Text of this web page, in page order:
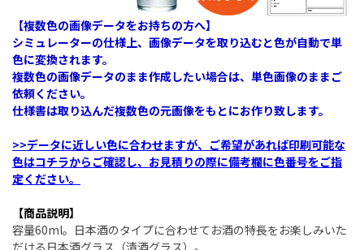
【複数色の画像データをお持ちの方へ】
シミュレーターの仕様上、画像データを取り込むと色が自動で単
色に変換されます。
複数色の画像データのまま作成したい場合は、単色画像のままご
依頼ください。
仕様書は取り込んだ複数色の元画像をもとにお作り致します。
>>データに近しい色に合わせますが、ご希望があれば印刷可能な
色はコチラからご確認し、お見積りの際に備考欄に色番号をご指
定ください。
【商品説明】
容量60ml。日本酒のタイプに合わせてお酒の特長をお楽しみいた
だける日本酒グラス（清酒グラス）。